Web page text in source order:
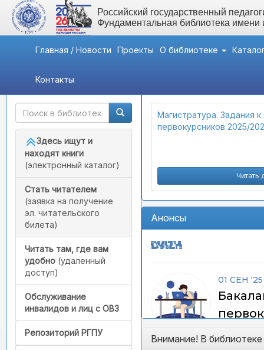
Российский государственный
Фундаментальная библиотека
Главная / Новости Проекты О библиотеке
Контакты
Быстрый доступ
Здесь ищут и
находят книги
(электронный каталог)
Стать читателем
(заявка на получение
эл. читательского
билета)
Читать там, где вам
удобно (удаленный
доступ)
Обслуживание
инвалидов и лиц с ОВЗ
Репозиторий РГПУ
Магистратура. Задания
первокурсников 2025/
Читать
Анонсы
Внимание! В